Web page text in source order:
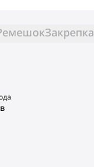
Закрепка